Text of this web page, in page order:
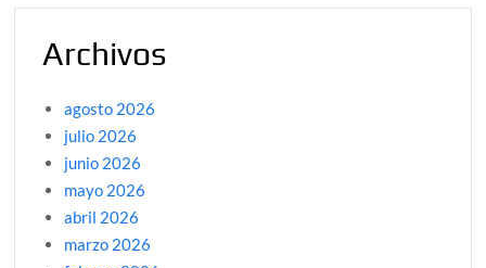
Archivos
agosto 2026
julio 2026
junio 2026
mayo 2026
abril 2026
marzo 2026